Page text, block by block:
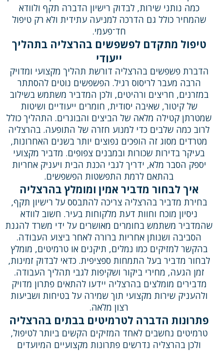
כמה נותני שירות, לבדוק רישיון הדברה תקף ולוודא
שהמחיר כולל גם הדרכה למניעה עתידית ולא רק טיפול
חד־פעמי.
טיפול מתקדם לפשפשים בהרצליה בתהליך
ייעודי
הדברת פשפשים בהרצליה דורשת תהליך מקצועי ומדויק
הרבה מעבר לריסוס רגיל. הפשפשים נוטים להסתתר
במזרנים, חריצים ורהיטים, ולכן המדביר משתמש בשילוב
של קיטור, שאיבה יסודית, חומרים ייעודיים ושיטות
שמטרתן קטילה מלאה של הביצים והבוגרים. התהליך כולל
לרוב כמה שלבים כדי למנוע חזרה של התופעה. בהרצליה
מטרדים מסוג זה הופכים נפוצים יותר בשנים האחרונות,
בעיקר בדירות שכורות ובמבנים צפופים. מדביר מקצועי
יספק הסבר מלא, ידריך לגבי הכנת הבית ויעניק אחריות
בהתאם לרמת התפשטות הפשפשים.
איך לבחור מדביר אמין ומומלץ בהרצליה
בחירת מדביר בהרצליה צריכה להתבסס על רישיון תקף,
ניסיון מוכח וחוות דעת מלקוחות בעיר. חשוב לוודא
שהמדביר משתמש בחומרים מאושרים על ידי משרד להגנת
הסביבה ושנותן אחריות ברורה לאחר ביצוע העבודה.
בהקשר למזיקים כמו נמלים, תיקנים או טרמיטים, מומלץ
לבחור מדביר בעל התמחות ספציפית. כדאי לבדוק זמינות,
זמן הגעה, מחירי ביקור ושקיפות לגבי תהליך העבודה.
מדבירים מומלצים בהרצליה יידעו להתאים פתרון מדויק
ולהעניק שירות מקצועי תוך שמירה על בטיחות ושביעות
רצון מלאה.
פתרונות הדברה לטרמיטים בבתים בהרצליה
טרמיטים נחשבים לאחד המזיקים הקשים ביותר לטיפול,
ולכן בהרצליה נדרשים פתרונות מקצועיים המיועדים